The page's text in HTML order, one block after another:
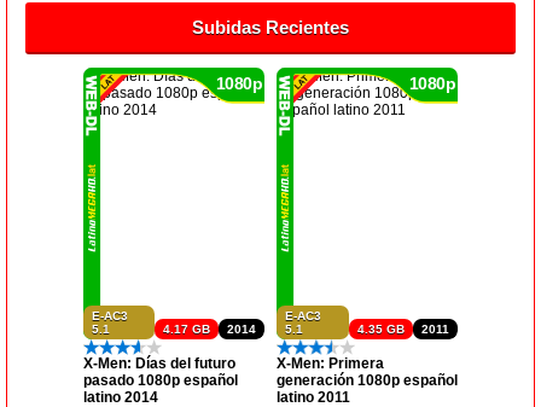
Subidas Recientes
E-AC3
5.1
2014
4.17 GB
1080p
X-Men: Días del futuro
pasado 1080p español
latino 2014
E-AC3
5.1
2011
4.35 GB
1080p
X-Men: Primera
generación 1080p español
latino 2011